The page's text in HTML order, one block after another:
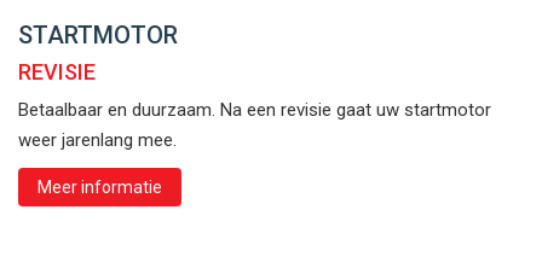
STARTMOTOR
REVISIE
Betaalbaar en duurzaam. Na een revisie gaat uw startmotor
weer jarenlang mee.
Meer informatie